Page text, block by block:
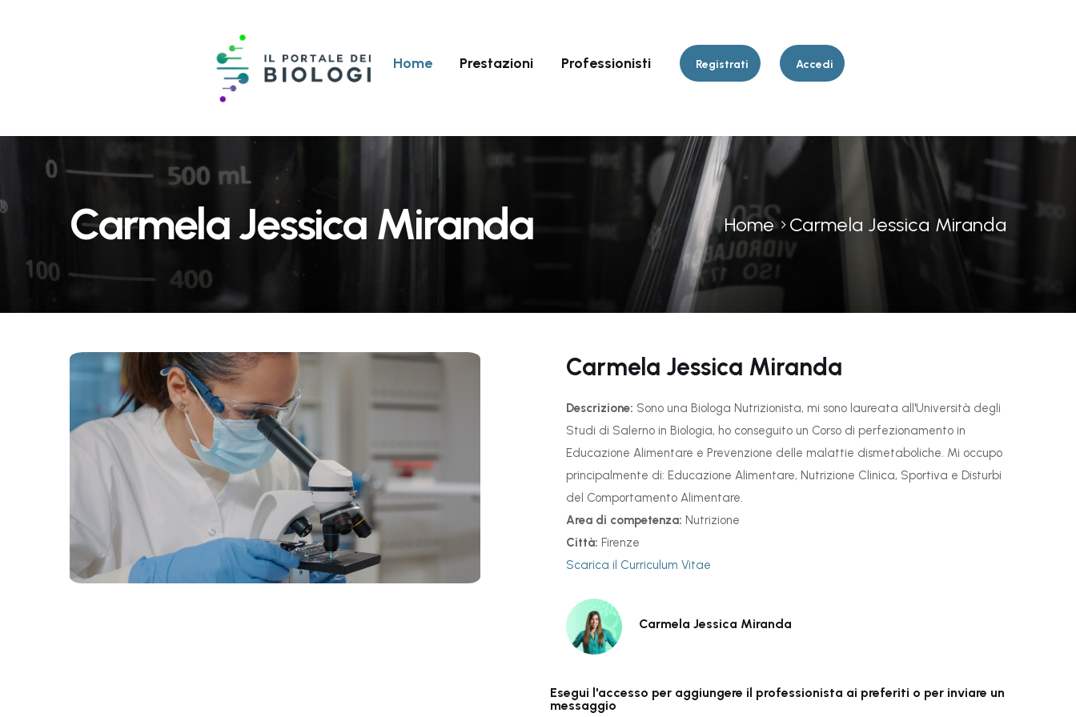
Home Prestazioni Professionisti Registrati Accedi
Carmela Jessica Miranda Home Carmela Jessica Miranda
Carmela Jessica Miranda
Descrizione: Sono una Biologa Nutrizionista, mi sono laureata all'Università degli
Studi di Salerno in Biologia, ho conseguito un Corso di perfezionamento in
Educazione Alimentare e Prevenzione delle malattie dismetaboliche. Mi occupo
principalmente di: Educazione Alimentare, Nutrizione Clinica, Sportiva e Disturbi
del Comportamento Alimentare.
Area di competenza: Nutrizione
Città: Firenze
Scarica il Curriculum Vitae
Carmela Jessica Miranda
Esegui l'accesso per aggiungere il professionista ai preferiti o per inviare un
messaggio